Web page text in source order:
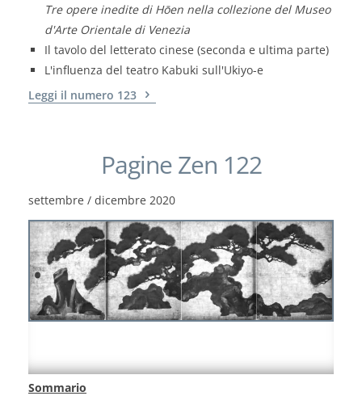
Tre opere inedite di Hōen nella collezione del Museo
d'Arte Orientale di Venezia
Il tavolo del letterato cinese (seconda e ultima parte)
L'influenza del teatro Kabuki sull'Ukiyo-e
Leggi il numero 123
Pagine Zen 122
settembre / dicembre 2020
Sommario